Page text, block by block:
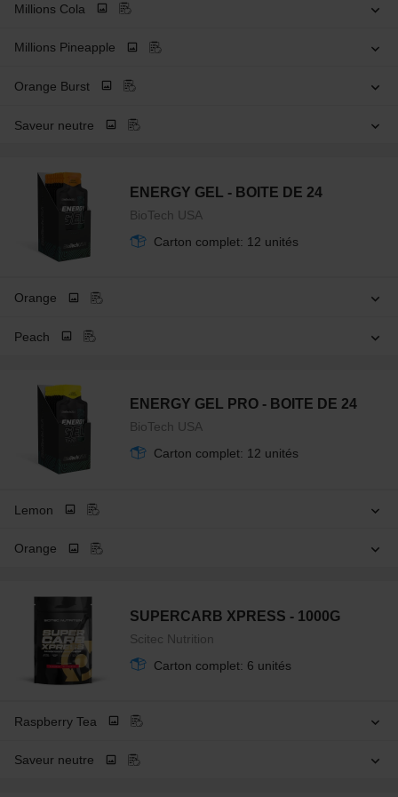
Millions Cola
Millions Pineapple
Orange Burst
Saveur neutre
ENERGY GEL - BOITE DE 24
BioTech USA
Carton complet: 12 unités
Orange
Peach
ENERGY GEL PRO - BOITE DE 24
BioTech USA
Carton complet: 12 unités
Lemon
Orange
SUPERCARB XPRESS - 1000G
Scitec Nutrition
Carton complet: 6 unités
Raspberry Tea
Saveur neutre